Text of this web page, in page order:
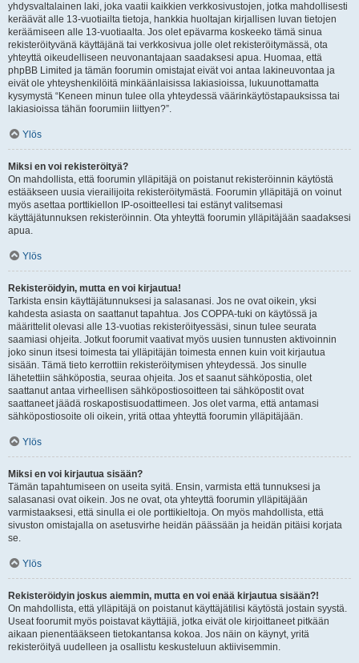
yhdysvaltalainen laki, joka vaatii kaikkien verkkosivustojen, jotka mahdollisesti
keräävät alle 13-vuotiailta tietoja, hankkia huoltajan kirjallisen luvan tietojen
keräämiseen alle 13-vuotiaalta. Jos olet epävarma koskeeko tämä sinua
rekisteröityvänä käyttäjänä tai verkkosivua jolle olet rekisteröitymässä, ota
yhteyttä oikeudelliseen neuvonantajaan saadaksesi apua. Huomaa, että
phpBB Limited ja tämän foorumin omistajat eivät voi antaa lakineuvontaa ja
eivät ole yhteyshenkilöitä minkäänlaisissa lakiasioissa, lukuunottamatta
kysymystä “Keneen minun tulee olla yhteydessä väärinkäytöstapauksissa tai
lakiasioissa tähän foorumiin liittyen?”.
Ylös
Miksi en voi rekisteröityä?
On mahdollista, että foorumin ylläpitäjä on poistanut rekisteröinnin käytöstä
estääkseen uusia vierailijoita rekisteröitymästä. Foorumin ylläpitäjä on voinut
myös asettaa porttikiellon IP-osoitteellesi tai estänyt valitsemasi
käyttäjätunnuksen rekisteröinnin. Ota yhteyttä foorumin ylläpitäjään saadaksesi
apua.
Ylös
Rekisteröidyin, mutta en voi kirjautua!
Tarkista ensin käyttäjätunnuksesi ja salasanasi. Jos ne ovat oikein, yksi
kahdesta asiasta on saattanut tapahtua. Jos COPPA-tuki on käytössä ja
määrittelit olevasi alle 13-vuotias rekisteröityessäsi, sinun tulee seurata
saamiasi ohjeita. Jotkut foorumit vaativat myös uusien tunnusten aktivoinnin
joko sinun itsesi toimesta tai ylläpitäjän toimesta ennen kuin voit kirjautua
sisään. Tämä tieto kerrottiin rekisteröitymisen yhteydessä. Jos sinulle
lähetettiin sähköpostia, seuraa ohjeita. Jos et saanut sähköpostia, olet
saattanut antaa virheellisen sähköpostiosoitteen tai sähköpostit ovat
saattaneet jäädä roskapostisuodattimeen. Jos olet varma, että antamasi
sähköpostiosoite oli oikein, yritä ottaa yhteyttä foorumin ylläpitäjään.
Ylös
Miksi en voi kirjautua sisään?
Tämän tapahtumiseen on useita syitä. Ensin, varmista että tunnuksesi ja
salasanasi ovat oikein. Jos ne ovat, ota yhteyttä foorumin ylläpitäjään
varmistaaksesi, että sinulla ei ole porttikieltoja. On myös mahdollista, että
sivuston omistajalla on asetusvirhe heidän päässään ja heidän pitäisi korjata
se.
Ylös
Rekisteröidyin joskus aiemmin, mutta en voi enää kirjautua sisään?!
On mahdollista, että ylläpitäjä on poistanut käyttäjätilisi käytöstä jostain syystä.
Useat foorumit myös poistavat käyttäjiä, jotka eivät ole kirjoittaneet pitkään
aikaan pienentääkseen tietokantansa kokoa. Jos näin on käynyt, yritä
rekisteröityä uudelleen ja osallistu keskusteluun aktiivisemmin.